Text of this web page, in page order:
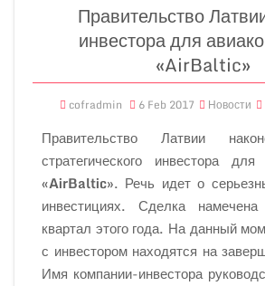
Правительство
инвестора для
«AirBaltic»
cofradmin 6 Feb 2017 Новости
Правительство Латвии
стратегического инвестора для
«AirBaltic». Речь идет о
инвестициях. Сделка
квартал этого года. На данный
с инвестором находятся на
Имя компании-инвестора